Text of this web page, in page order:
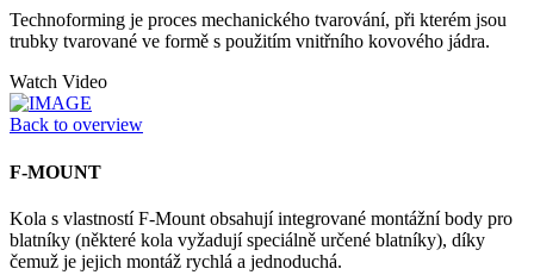
Technoforming je proces mechanického tvarování, při kterém jsou
trubky tvarované ve formě s použitím vnitřního kovového jádra.
Watch Video
Back to overview
F-MOUNT
Kola s vlastností F-Mount obsahují integrované montážní body pro
blatníky (některé kola vyžadují speciálně určené blatníky), díky
čemuž je jejich montáž rychlá a jednoduchá.